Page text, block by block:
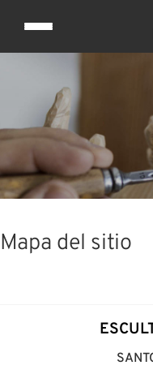
Mapa del sitio